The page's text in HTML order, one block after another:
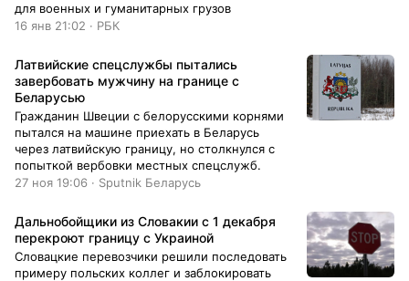
для военных и гуманитарных грузов
16 янв 21:02 · РБК
Латвийские спецслужбы пытались
завербовать мужчину на границе с
Беларусью
Гражданин Швеции с белорусскими корнями
пытался на машине приехать в Беларусь
через латвийскую границу, но столкнулся с
попыткой вербовки местных спецслужб.
27 ноя 19:06 · Sputnik Беларусь
Дальнобойщики из Словакии с 1 декабря
перекроют границу с Украиной
Словацкие перевозчики решили последовать
примеру польских коллег и заблокировать